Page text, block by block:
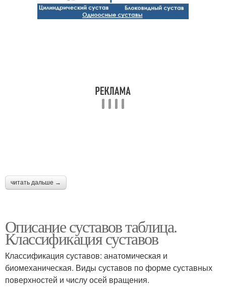
читать дальше →
Описание суставов таблица.
Классификация суставов
Классификация суставов: анатомическая и
биомеханическая. Виды суставов по форме суставных
поверхностей и числу осей вращения.